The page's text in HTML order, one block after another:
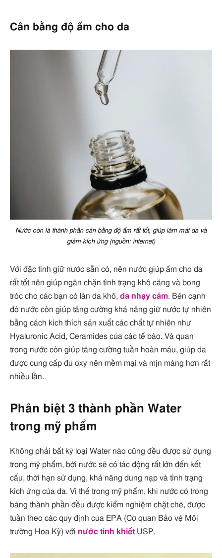
Cân bằng độ ẩm cho da
Nước còn là thành phần cân bằng độ ẩm rất tốt, giúp làm mát da và
giảm kích ứng (nguồn: internet)
Với đặc tính giữ nước sẵn có, nên nước giúp ẩm cho da
rất tốt nên giúp ngăn chặn tình trạng khô căng và bong
tróc cho các bạn có làn da khô, da nhạy cảm. Bên cạnh
đó nước còn giúp tăng cường khả năng giữ nước tự nhiên
bằng cách kích thích sản xuất các chất tự nhiên như
Hyaluronic Acid, Ceramides của các tế bào. Và quan
trong nước còn giúp tăng cường tuần hoàn máu, giúp da
được cung cấp đủ oxy nên mềm mại và mịn màng hơn rất
nhiều lần.
Phân biệt 3 thành phần Water
trong mỹ phẩm
Không phải bất kỳ loại Water nào cũng đều được sử dụng
trong mỹ phẩm, bởi nước sẽ có tác động rất lớn đến kết
cấu, thời hạn sử dụng, khả năng dung nạp và tình trạng
kích ứng của da. Vì thế trong mỹ phẩm, khi nước có trong
bảng thành phần đều được kiểm nghiệm chặt chẽ, được
tuần theo các quy định của EPA (Cơ quan Bảo vệ Môi
trường Hoa Kỳ) với nước tinh khiết USP.